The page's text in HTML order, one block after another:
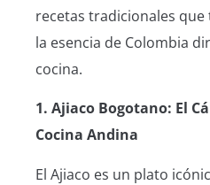
recetas tradicionales
la esencia de Colombia
cocina.
1. Ajiaco Bogotano: El
Cocina Andina
El Ajiaco es un plato